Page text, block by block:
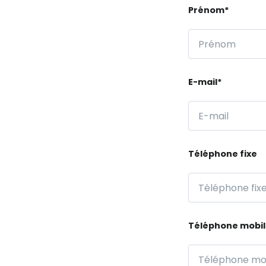
Prénom*
E-mail*
Téléphone fixe
Téléphone